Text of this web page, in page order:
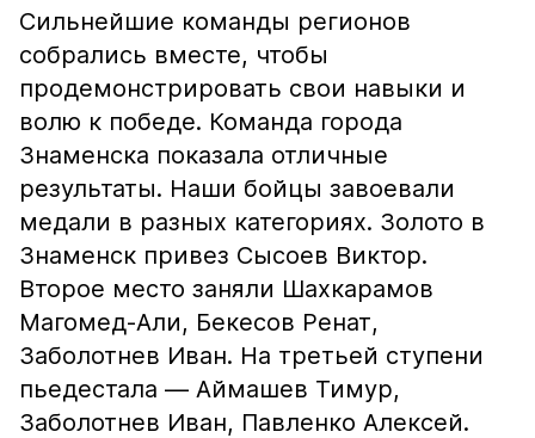
Сильнейшие команды регионов
собрались вместе, чтобы
продемонстрировать свои навыки и
волю к победе. Команда города
Знаменска показала отличные
результаты. Наши бойцы завоевали
медали в разных категориях. Золото в
Знаменск привез Сысоев Виктор.
Второе место заняли Шахкарамов
Магомед-Али, Бекесов Ренат,
Заболотнев Иван. На третьей ступени
пьедестала — Аймашев Тимур,
Заболотнев Иван, Павленко Алексей.